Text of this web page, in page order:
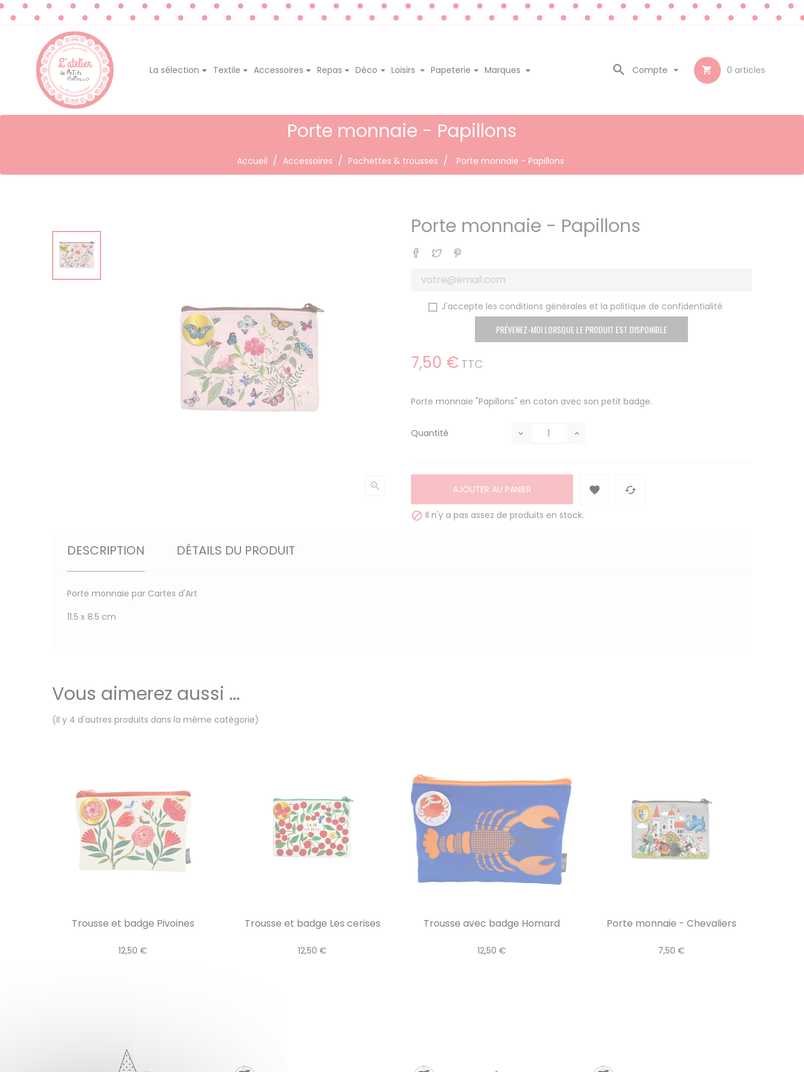
La sélection Textile Accessoires Repas Déco Loisirs Papeterie Marques  0 articles
Compte 

Porte monnaie - Papillons
Accueil Accessoires Pochettes & trousses Porte monnaie - Papillons

Porte monnaie - Papillons
Partager
Tweet
J'accepte les conditions générales et la politique de confidentialité
PRÉVENEZ-MOI LORSQUE LE PRODUIT EST DISPONIBLE
7,50 € TTC
Porte monnaie "Papillons" en coton avec son petit badge.
Quantité
AJOUTER AU PANIER  
 Il n'y a pas assez de produits en stock.
DESCRIPTION DÉTAILS DU PRODUIT
Porte monnaie par Cartes d'Art
11.5 x 8.5 cm
Vous aimerez aussi ...
(Il y 4 d'autres produits dans la même catégorie)
Trousse et badge Pivoines
12,50 €
Trousse et badge Les cerises
12,50 €
Trousse avec badge Homard
12,50 €
Porte monnaie - Chevaliers
7,50 €